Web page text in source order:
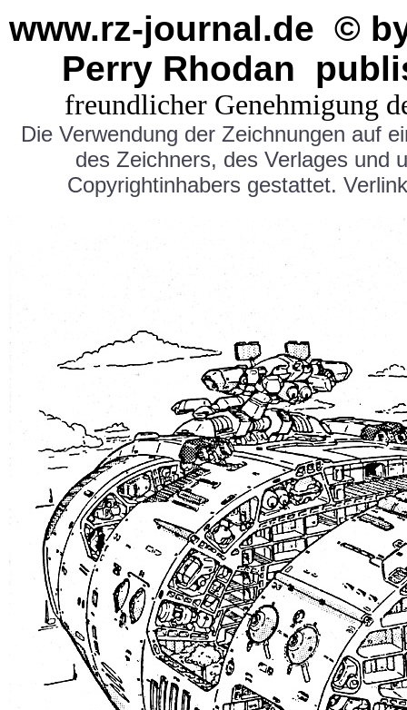
www.rz-journal.de ©
Perry Rhodan
freundlicher Genehmigung
Die Verwendung der Zeichnungen auf
des Zeichners, des Verlages und
Copyrightinhabers gestattet.